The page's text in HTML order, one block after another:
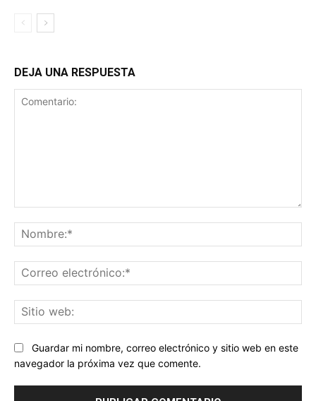
DEJA UNA RESPUESTA
Guardar mi nombre, correo electrónico y sitio web en este
navegador la próxima vez que comente.